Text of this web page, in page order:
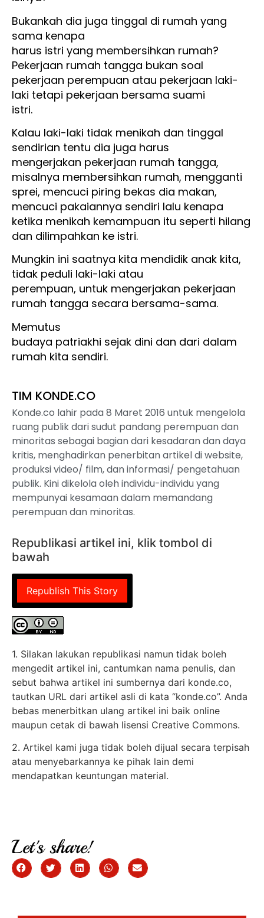
Bukankah dia juga tinggal di rumah yang
sama kenapa
harus istri yang membersihkan rumah?
Pekerjaan rumah tangga bukan soal
pekerjaan perempuan atau pekerjaan laki-
laki tetapi pekerjaan bersama suami
istri.
Kalau laki-laki tidak menikah dan tinggal
sendirian tentu dia juga harus
mengerjakan pekerjaan rumah tangga,
misalnya membersihkan rumah, mengganti
sprei, mencuci piring bekas dia makan,
mencuci pakaiannya sendiri lalu kenapa
ketika menikah kemampuan itu seperti hilang
dan dilimpahkan ke istri.
Mungkin ini saatnya kita mendidik anak kita,
tidak peduli laki-laki atau
perempuan, untuk mengerjakan pekerjaan
rumah tangga secara bersama-sama.
Memutus
budaya patriakhi sejak dini dan dari dalam
rumah kita sendiri.
TIM KONDE.CO
Konde.co lahir pada 8 Maret 2016 untuk mengelola
ruang publik dari sudut pandang perempuan dan
minoritas sebagai bagian dari kesadaran dan daya
kritis, menghadirkan penerbitan artikel di website,
produksi video/ film, dan informasi/ pengetahuan
publik. Kini dikelola oleh individu-individu yang
mempunyai kesamaan dalam memandang
perempuan dan minoritas.
Republikasi artikel ini, klik tombol di
bawah
Republish This Story
1. Silakan lakukan republikasi namun tidak boleh
mengedit artikel ini, cantumkan nama penulis, dan
sebut bahwa artikel ini sumbernya dari konde.co,
tautkan URL dari artikel asli di kata “konde.co”. Anda
bebas menerbitkan ulang artikel ini baik online
maupun cetak di bawah lisensi Creative Commons.
2. Artikel kami juga tidak boleh dijual secara terpisah
atau menyebarkannya ke pihak lain demi
mendapatkan keuntungan material.
Let's share!